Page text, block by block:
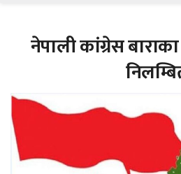
नेपाली कांग्रेस